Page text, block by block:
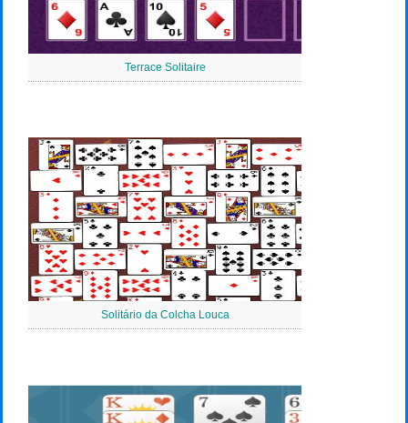
Terrace Solitaire
Solitário da Colcha Louca